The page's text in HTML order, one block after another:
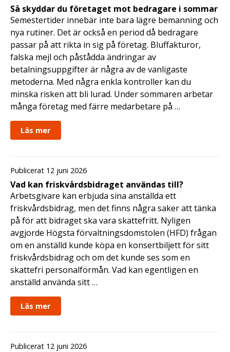
Så skyddar du företaget mot bedragare i sommar
Semestertider innebär inte bara lägre bemanning och
nya rutiner. Det är också en period då bedragare
passar på att rikta in sig på företag. Bluffakturor,
falska mejl och påstådda ändringar av
betalningsuppgifter är några av de vanligaste
metoderna. Med några enkla kontroller kan du
minska risken att bli lurad. Under sommaren arbetar
många företag med färre medarbetare på …
Läs mer
Publicerat 12 juni 2026
Vad kan friskvårdsbidraget användas till?
Arbetsgivare kan erbjuda sina anställda ett
friskvårdsbidrag, men det finns några saker att tänka
på för att bidraget ska vara skattefritt. Nyligen
avgjorde Högsta förvaltningsdomstolen (HFD) frågan
om en anställd kunde köpa en konsertbiljett för sitt
friskvårdsbidrag och om det kunde ses som en
skattefri personalförmån. Vad kan egentligen en
anställd använda sitt …
Läs mer
Publicerat 12 juni 2026